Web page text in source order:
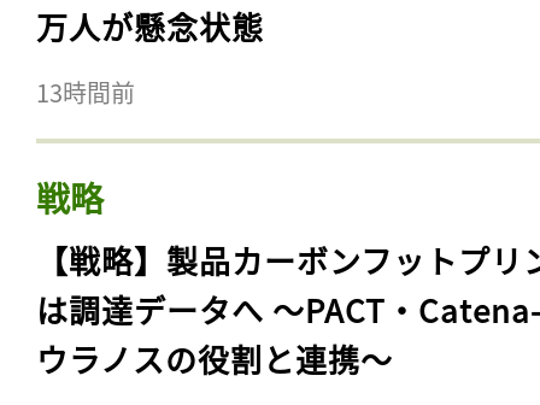
万人が懸念状態
13時間前
戦略
【戦略】製品カーボンフットプリ
は調達データへ 〜PACT・
ウラノスの役割と連携〜